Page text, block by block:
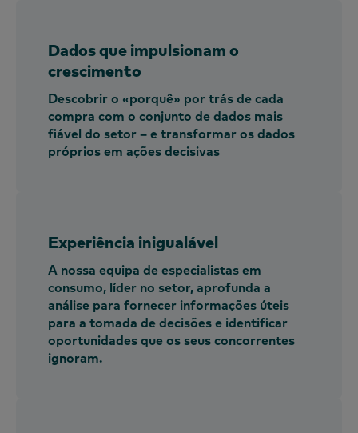
Dados que impulsionam o
crescimento
Descobrir o «porquê» por trás de cada
compra com o conjunto de dados mais
fiável do setor – e transformar os dados
próprios em ações decisivas
Experiência inigualável
A nossa equipa de especialistas em
consumo, líder no setor, aprofunda a
análise para fornecer informações úteis
para a tomada de decisões e identificar
oportunidades que os seus concorrentes
ignoram.